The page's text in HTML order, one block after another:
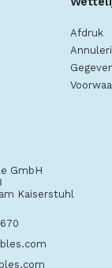
Afdruk
GmbH
Kaiserstuhl